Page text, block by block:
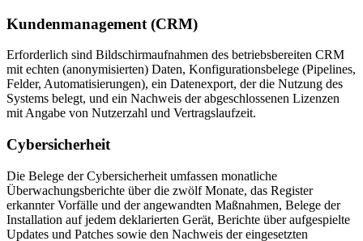
Kundenmanagement (CRM)
Erforderlich sind Bildschirmaufnahmen des betriebsbereiten CRM
mit echten (anonymisierten) Daten, Konfigurationsbelege (Pipelines,
Felder, Automatisierungen), ein Datenexport, der die Nutzung des
Systems belegt, und ein Nachweis der abgeschlossenen Lizenzen
mit Angabe von Nutzerzahl und Vertragslaufzeit.
Cybersicherheit
Die Belege der Cybersicherheit umfassen monatliche
Überwachungsberichte über die zwölf Monate, das Register
erkannter Vorfälle und der angewandten Maßnahmen, Belege der
Installation auf jedem deklarierten Gerät, Berichte über aufgespielte
Updates und Patches sowie den Nachweis der eingesetzten